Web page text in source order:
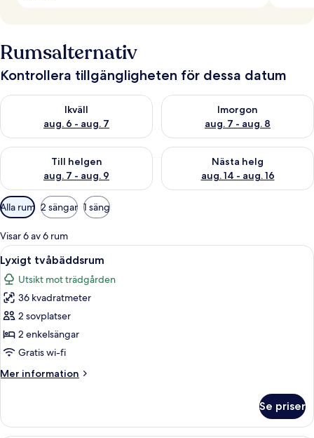
Rumsalternativ
Kontrollera tillgängligheten för dessa datum
Ikväll
aug. 6 - aug. 7
Kontrollera tillgängligheten för ikväll aug. 6 - aug. 7
Imorgon
aug. 7 - aug. 8
Kontrollera tillgängligheten
Till helgen
aug. 7 - aug. 9
Kontrollera tillgängligheten för den här helgen aug. 7 - aug. 9
Nästa helg
aug. 14 - aug. 16
Kontrollera tillgängligheten
Tillgängliga
filter
för
rum
Alla rum 2 sängar 1 säng
Visar 6 av 6 rum
Öppna
alla
foton
för
Lyxigt
tvåbäddsrum
Ett hotellrum med en stor säng, en
3
Lyxigt tvåbäddsrum
Utsikt mot trädgården
36 kvadratmeter
2 sovplatser
2 enkelsängar
Gratis wi-fi
Mer information
Mer
tvåbäddsrum
Se priser